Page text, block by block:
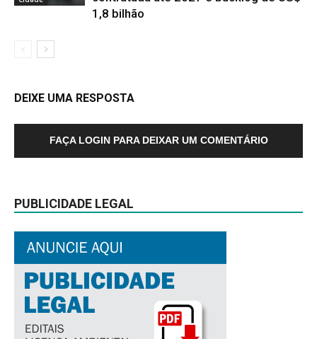
1,8 bilhão
DEIXE UMA RESPOSTA
FAÇA LOGIN PARA DEIXAR UM COMENTÁRIO
PUBLICIDADE LEGAL